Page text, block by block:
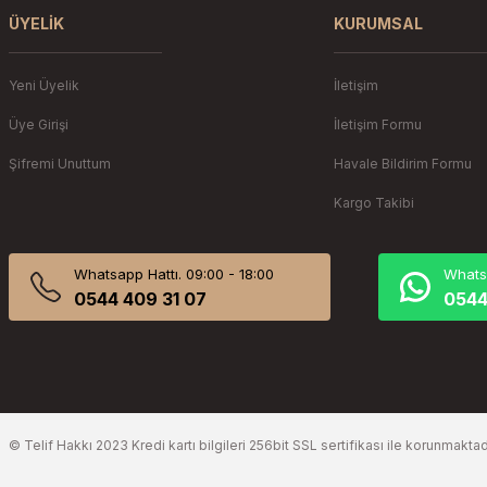
ÜYELIK
Yeni Üyelik
Üye Girişi
Şifremi Unuttum
KURUMSAL
İletişim
İletişim Formu
Havale Bildirim Formu
Kargo Takibi
Whatsapp Hattı. 09:00 - 18:00
0544 409 31 07
© Telif Hakkı 2023 Kredi kartı bilgileri 256bit SSL sertifikası ile